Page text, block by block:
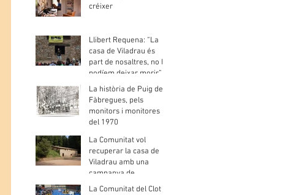
créixer
Llibert Requena: “La
casa de Viladrau és
part de nosaltres, no la
podíem deixar morir”
La història de Puig de
Fàbregues, pels
monitors i monitores
del 1970
La Comunitat vol
recuperar la casa de
Viladrau amb una
campanya de
mecenatge
La Comunitat del Clot